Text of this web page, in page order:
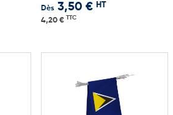
Dès 3,50 € HT
4,20 € TTC